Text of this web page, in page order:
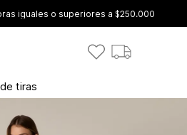
iguales o superiores a $250.000
tiras